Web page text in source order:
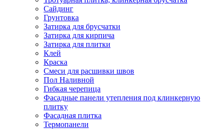
Сайдинг
Грунтовка
Затирка для брусчатки
Затирка для кирпича
Затирка для плитки
Клей
Краска
Смеси для расшивки швов
Пол Наливной
Гибкая черепица
Фасадные панели утепления под клинкерную
плитку
Фасадная плитка
Термопанели